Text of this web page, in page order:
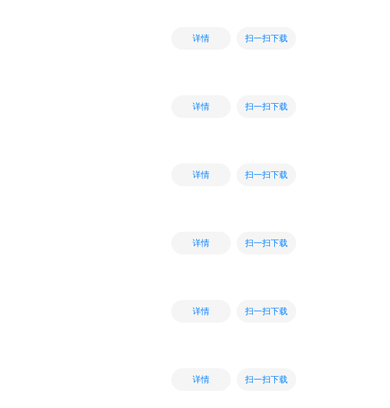
详情 扫一扫下载
详情 扫一扫下载
详情 扫一扫下载
详情 扫一扫下载
详情 扫一扫下载
详情 扫一扫下载